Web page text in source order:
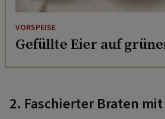
VORSPEISE
Gefüllte Eier auf
2. Faschierter Braten